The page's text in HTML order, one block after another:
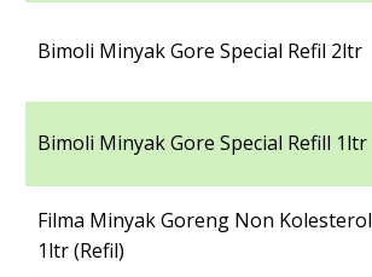
Bimoli Minyak Gore Special Refil 2ltr
Bimoli Minyak Gore Special Refill 1ltr
Filma Minyak Goreng Non Kolesterol
1ltr (Refil)